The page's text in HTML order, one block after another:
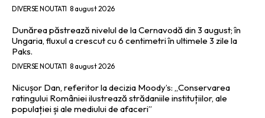
DIVERSE NOUTATI 8 august 2026
Dunărea păstrează nivelul de la Cernavodă din 3 august; în
Ungaria, fluxul a crescut cu 6 centimetri în ultimele 3 zile la
Paks.
DIVERSE NOUTATI 8 august 2026
Nicușor Dan, referitor la decizia Moody’s: „Conservarea
ratingului României ilustrează strădaniile instituțiilor, ale
populației și ale mediului de afaceri”